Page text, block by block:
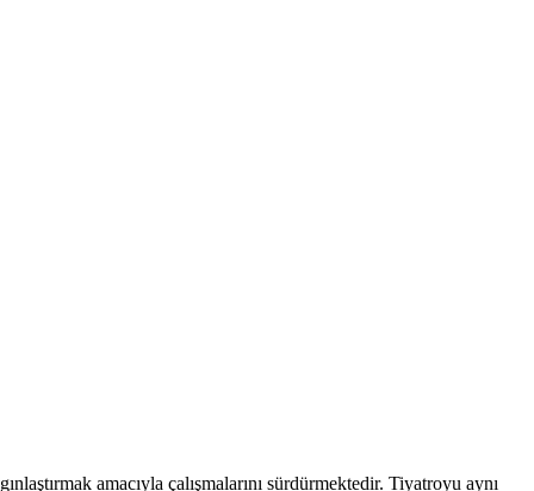
amacıyla çalışmalarını sürdürmektedir. Tiyatroyu aynı